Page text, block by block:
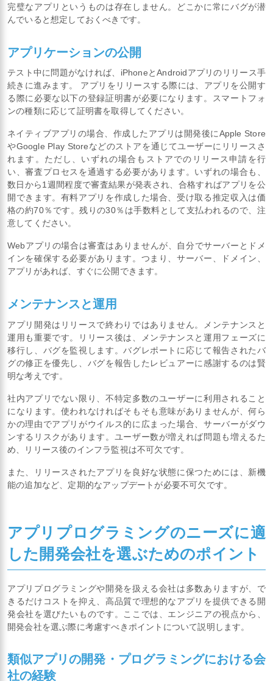
完璧なアプリというものは存在しません。どこかに常にバグが潜
んでいると想定しておくべきです。
アプリケーションの公開
テスト中に問題がなければ、iPhoneとAndroidアプリのリリース手
続きに進みます。 アプリをリリースする際には、アプリを公開す
る際に必要な以下の登録証明書が必要になります。スマートフォ
ンの種類に応じて証明書を取得してください。
ネイティブアプリの場合、作成したアプリは開発後にApple Store
やGoogle Play Storeなどのストアを通じてユーザーにリリースさ
れます。ただし、いずれの場合もストアでのリリース申請を行
い、審査プロセスを通過する必要があります。いずれの場合も、
数日から1週間程度で審査結果が発表され、合格すればアプリを公
開できます。有料アプリを作成した場合、受け取る推定収入は価
格の約70％です。残りの30％は手数料として支払われるので、注
意してください。
Webアプリの場合は審査はありませんが、自分でサーバーとドメ
インを確保する必要があります。つまり、サーバー、ドメイン、
アプリがあれば、すぐに公開できます。
メンテナンスと運用
アプリ開発はリリースで終わりではありません。メンテナンスと
運用も重要です。リリース後は、メンテナンスと運用フェーズに
移行し、バグを監視します。バグレポートに応じて報告されたバ
グの修正を優先し、バグを報告したレビュアーに感謝するのは賢
明な考えです。
社内アプリでない限り、不特定多数のユーザーに利用されること
になります。使われなければそもそも意味がありませんが、何ら
かの理由でアプリがウイルス的に広まった場合、サーバーがダウ
ンするリスクがあります。ユーザー数が増えれば問題も増えるた
め、リリース後のインフラ監視は不可欠です。
また、リリースされたアプリを良好な状態に保つためには、新機
能の追加など、定期的なアップデートが必要不可欠です。
アプリプログラミングのニーズに適
した開発会社を選ぶためのポイント
アプリプログラミングや開発を扱える会社は多数ありますが、で
きるだけコストを抑え、高品質で理想的なアプリを提供できる開
発会社を選びたいものです。ここでは、エンジニアの視点から、
開発会社を選ぶ際に考慮すべきポイントについて説明します。
類似アプリの開発・プログラミングにおける会
社の経験